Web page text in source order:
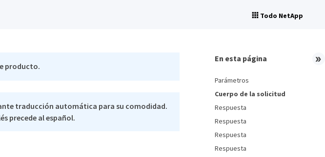
Todo NetApp
producto.
traducción automática para su comodidad.
precede al español.
En esta página
Parámetros
Cuerpo de la solicitud
Respuesta
Respuesta
Respuesta
Respuesta